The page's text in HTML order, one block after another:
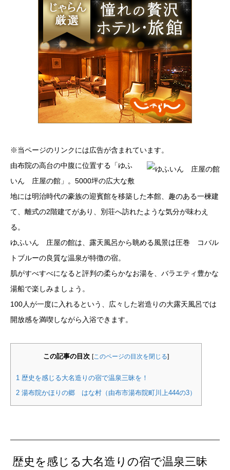
※当ページのリンクには広告が含まれています。
由布院の高台の中腹に位置する「ゆふ
いん 庄屋の館」。5000坪の広大な敷
地には明治時代の豪族の迎賓館を移築した本館、趣のある一楝建
て、離式の2階建てがあり、別荘へ訪れたような気分が味わえ
る。
ゆふいん 庄屋の館は、露天風呂から眺める風景は圧巻 コバル
トブルーの良質な温泉が特徴の宿。
肌がすべすべになると評判の柔らかなお湯を、バラエティ豊かな
湯船で楽しみましょう。
100人が一度に入れるという、広々した岩造りの大露天風呂では
開放感を満喫しながら入浴できます。
この記事の目次 [このページの目次を閉じる]
1 歴史を感じる大名造りの宿で温泉三昧を！
2 湯布院かほりの郷 はな村（由布市湯布院町川上444の3）
歴史を感じる大名造りの宿で温泉三昧